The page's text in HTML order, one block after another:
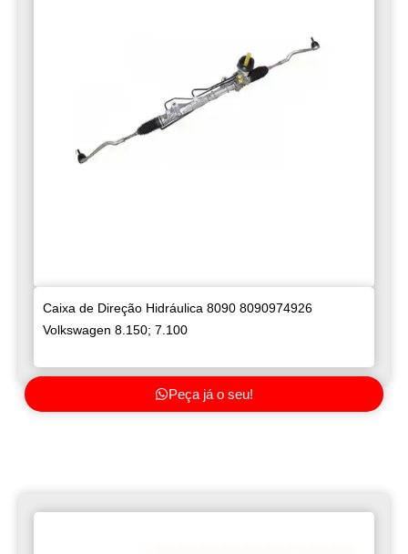
Caixa de Direção Hidráulica 8090 8090974926
Volkswagen 8.150; 7.100
Peça já o seu!